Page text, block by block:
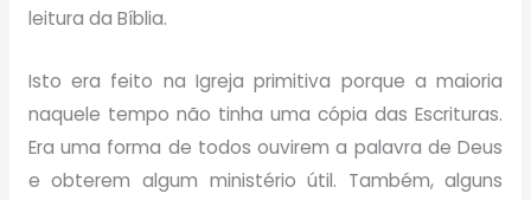
leitura da Bíblia.
Isto era feito na Igreja primitiva porque a maioria
naquele tempo não tinha uma cópia das Escrituras.
Era uma forma de todos ouvirem a palavra de Deus
e obterem algum ministério útil. Também, alguns